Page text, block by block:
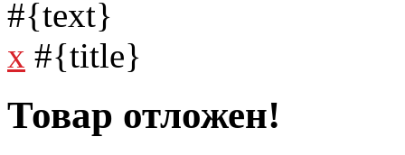
#{text}
x #{title}
Товар отложен!